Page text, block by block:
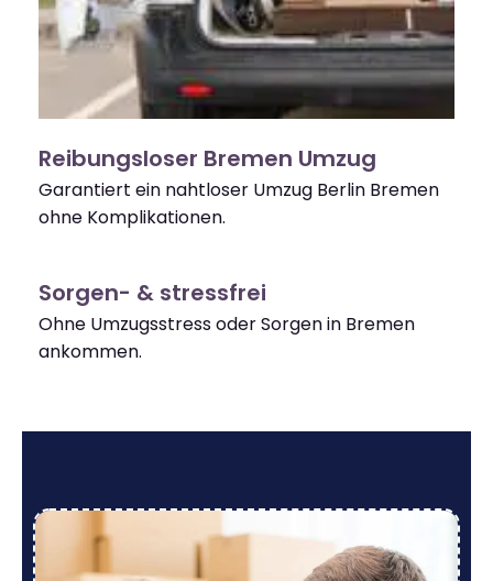
Reibungsloser Bremen Umzug
Garantiert ein nahtloser Umzug Berlin Bremen
ohne Komplikationen.
Sorgen- & stressfrei
Ohne Umzugsstress oder Sorgen in Bremen
ankommen.